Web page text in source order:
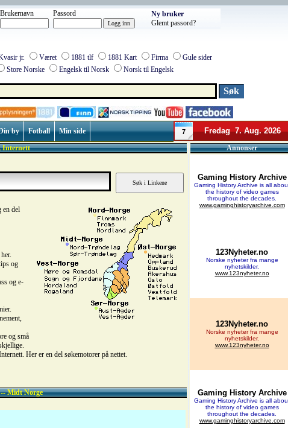
Brukernavn Passord
Ny bruker
Glemt passord?
jr. Været 1881 tlf 1881 Kart Firma
Gule sider
Store Norske Engelsk til Norsk Norsk til Engelsk
by Fotball Min side 7 Fredag 7. Aug. 2026
Internett
en del
og
og e-
og små
Her er en del søkemotorer på nettet.
Midt Norge
Annonser